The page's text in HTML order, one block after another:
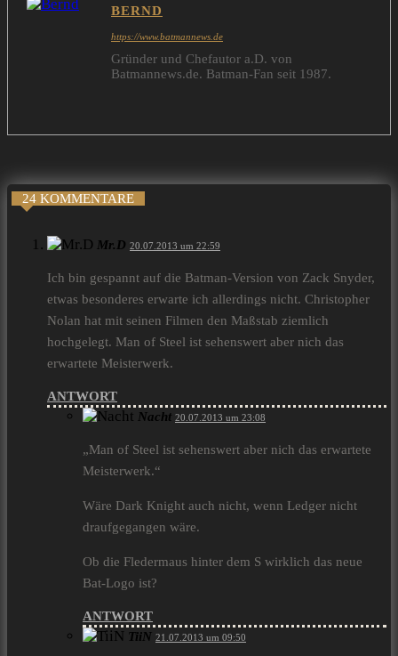
BERND
https://www.batmannews.de
Gründer und Chefautor a.D. von
Batmannews.de. Batman-Fan seit 1987.
24 KOMMENTARE
Mr.D 20.07.2013 um 22:59
Ich bin gespannt auf die Batman-Version von Zack Snyder,
etwas besonderes erwarte ich allerdings nicht. Christopher
Nolan hat mit seinen Filmen den Maßstab ziemlich
hochgelegt. Man of Steel ist sehenswert aber nich das
erwartete Meisterwerk.
ANTWORT
Nacht 20.07.2013 um 23:08
„Man of Steel ist sehenswert aber nich das erwartete
Meisterwerk.“
Wäre Dark Knight auch nicht, wenn Ledger nicht
draufgegangen wäre.
Ob die Fledermaus hinter dem S wirklich das neue
Bat-Logo ist?
ANTWORT
TiiN 21.07.2013 um 09:50